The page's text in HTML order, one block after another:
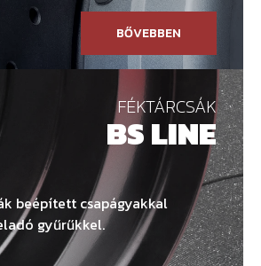
BŐVEBBEN
FÉKTÁRCSÁK
BS LINE
beépített csapágyakkal
gyűrűkkel.